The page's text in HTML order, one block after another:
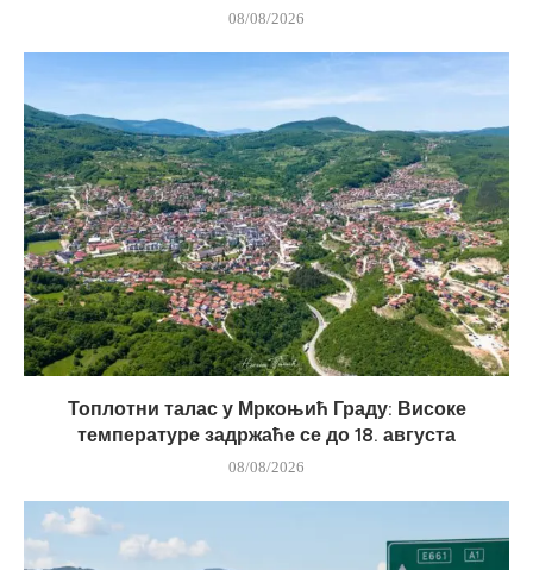
08/08/2026
Топлотни талас у Мркоњић Граду: Високе
температуре задржаће се до 18. августа
08/08/2026